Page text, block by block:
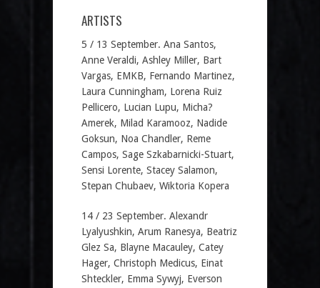
ARTISTS
5 / 13 September. Ana Santos,
Anne Veraldi, Ashley Miller, Bart
Vargas, EMKB, Fernando Martinez,
Laura Cunningham, Lorena Ruiz
Pellicero, Lucian Lupu, Micha?
Amerek, Milad Karamooz, Nadide
Goksun, Noa Chandler, Reme
Campos, Sage Szkabarnicki-Stuart,
Sensi Lorente, Stacey Salamon,
Stepan Chubaev, Wiktoria Kopera
14 / 23 September. Alexandr
Lyalyushkin, Arum Ranesya, Beatriz
Glez Sa, Blayne Macauley, Catey
Hager, Christoph Medicus, Einat
Shteckler, Emma Sywyj, Everson